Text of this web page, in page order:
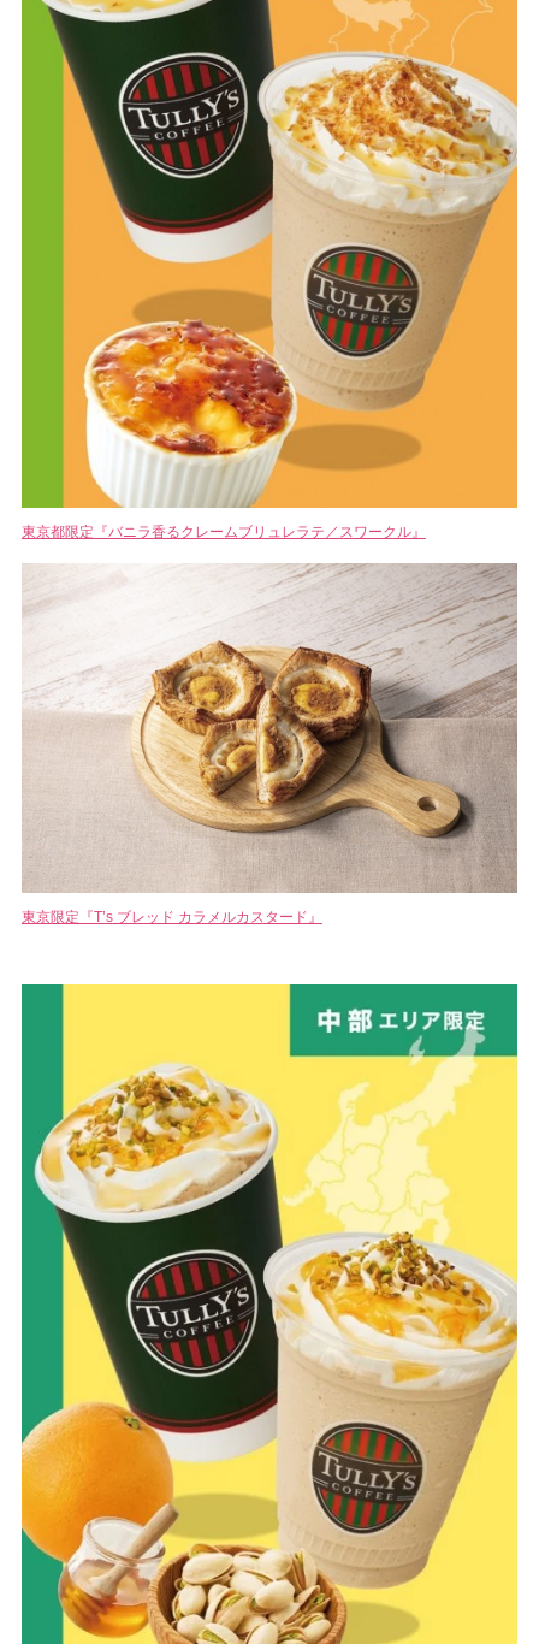
東京都限定『バニラ香るクレームブリュレラテ／スワークル』
東京限定『T’s ブレッド カラメルカスタード』